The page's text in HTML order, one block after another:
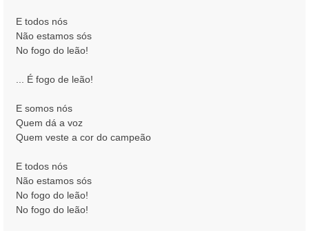
E todos nós
Não estamos sós
No fogo do leão!
... É fogo de leão!
E somos nós
Quem dá a voz
Quem veste a cor do campeão
E todos nós
Não estamos sós
No fogo do leão!
No fogo do leão!